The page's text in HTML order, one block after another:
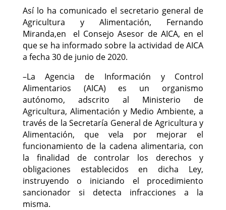
Así lo ha comunicado el secretario general de
Agricultura y Alimentación, Fernando
Miranda,en el Consejo Asesor de AICA, en el
que se ha informado sobre la actividad de AICA
a fecha 30 de junio de 2020.
–La Agencia de Información y Control
Alimentarios (AICA) es un organismo
autónomo, adscrito al Ministerio de
Agricultura, Alimentación y Medio Ambiente, a
través de la Secretaría General de Agricultura y
Alimentación, que vela por mejorar el
funcionamiento de la cadena alimentaria, con
la finalidad de controlar los derechos y
obligaciones establecidos en dicha Ley,
instruyendo o iniciando el procedimiento
sancionador si detecta infracciones a la
misma.